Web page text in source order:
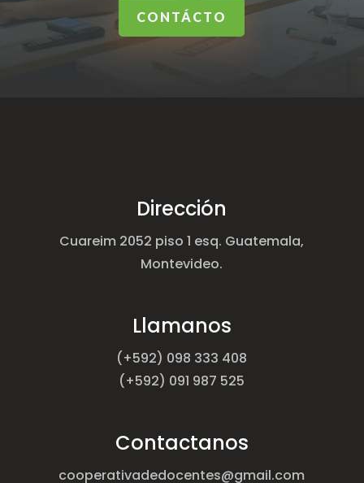
CONTÁCTO
Dirección
Cuareim 2052 piso 1 esq. Guatemala,
Montevideo.
Llamanos
(+592) 098 333 408
(+592) 091 987 525
Contactanos
cooperativadedocentes@gmail.com